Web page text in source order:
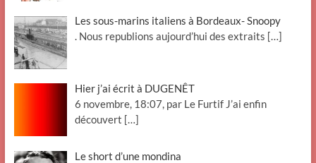
Les sous-marins italiens à Bordeaux- Snoopy
. Nous republions aujourd’hui des extraits […]
Hier j’ai écrit à DUGENÊT
6 novembre, 18:07, par Le Furtif J’ai enfin
découvert […]
Le short d’une mondina